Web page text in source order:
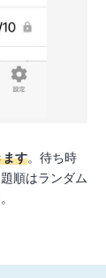
ます。待ち時
順はランダム